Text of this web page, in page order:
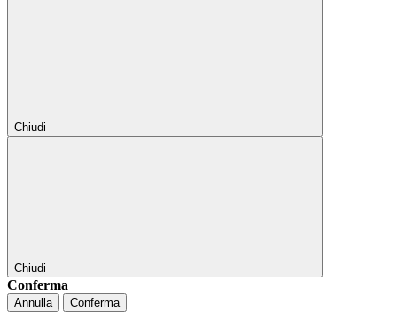
Chiudi
Chiudi
Conferma
Annulla Conferma